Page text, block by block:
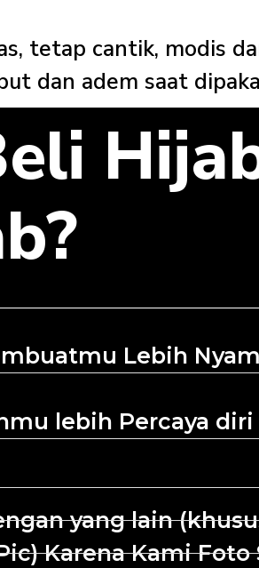
tetap cantik, modis
dan adem saat
Lebih
lebih Percaya
yang lain
Karena Kami